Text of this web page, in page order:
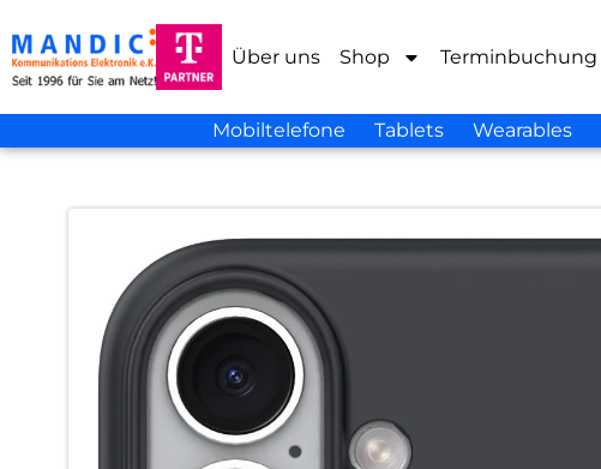
Über uns Shop Terminbuchung
Mobiltelefone Tablets Wearables